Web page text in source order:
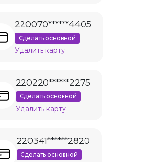
220070******4405
Сделать основной
Удалить карту
220220******2275
Сделать основной
Удалить карту
220341******2820
Сделать основной